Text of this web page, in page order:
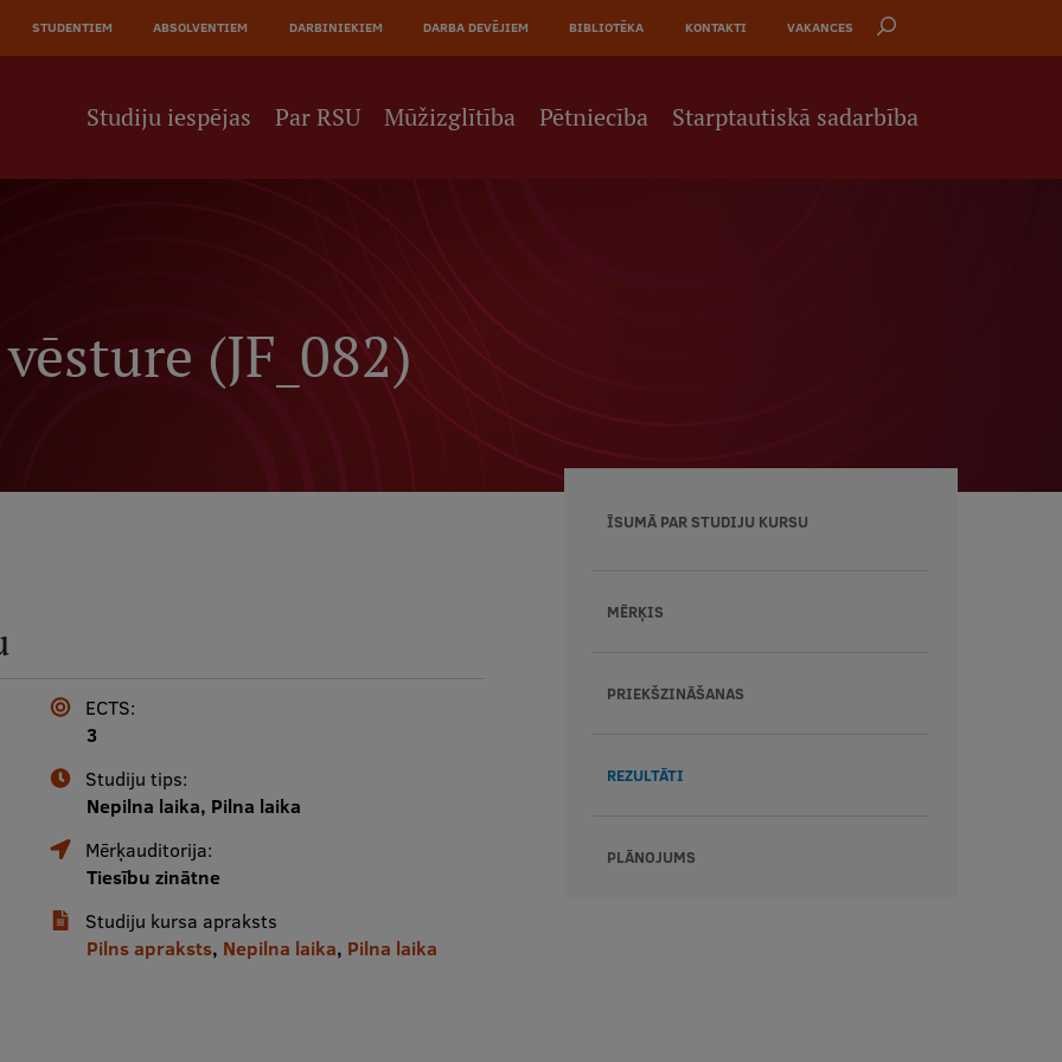
STUDENTIEM ABSOLVENTIEM DARBINIEKIEM DARBA DEVĒJIEM BIBLIOTĒKA KONTAKTI VAKANCES
Studiju iespējas Par RSU Mūžizglītība Pētniecība Starptautiskā sadarbība
(JF_082)
ECTS:
3
Studiju tips:
Nepilna laika, Pilna laika
Mērķauditorija:
Tiesību zinātne
Studiju kursa apraksts
Pilns apraksts, Nepilna laika, Pilna laika
ĪSUMĀ PAR STUDIJU KURSU
MĒRĶIS
PRIEKŠZINĀŠANAS
REZULTĀTI
PLĀNOJUMS